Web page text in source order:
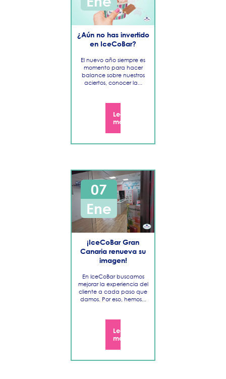
¿Aún no has invertido
en IceCoBar?
El nuevo año siempre es
momento para hacer
balance sobre nuestros
aciertos, conocer la...
Leer
más
07
Ene
​¡IceCoBar Gran
Canaria renueva su
imagen!
En IceCoBar buscamos
mejorar la experiencia del
cliente a cada paso que
damos. Por eso, hemos...
Leer
más